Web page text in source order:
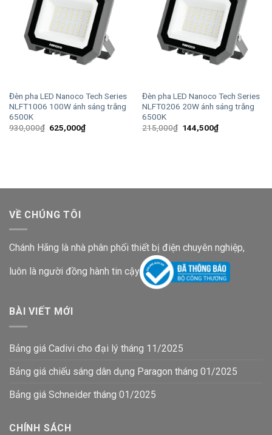
Đèn pha LED Nanoco Tech Series
NLFT1006 100W ánh sáng trắng
6500K
930,000₫ Giá
625,000₫Giá
hiện
Đèn pha LED Nanoco Tech Series
NLFT0206 20W ánh sáng trắng
6500K
215,000₫ Giá
144,500₫Giá
hiện
VỀ CHÚNG TÔI
Chánh Hãng là nhà phân phối thiết bị điện chuyên nghiệp,
luôn là người đồng hành tin cậy
BÀI VIẾT MỚI
Bảng giá Cadivi cho đại lý tháng 11/2025
Bảng giá chiếu sáng dân dụng Paragon tháng 01/2025
Bảng giá Schneider tháng 01/2025
CHÍNH SÁCH